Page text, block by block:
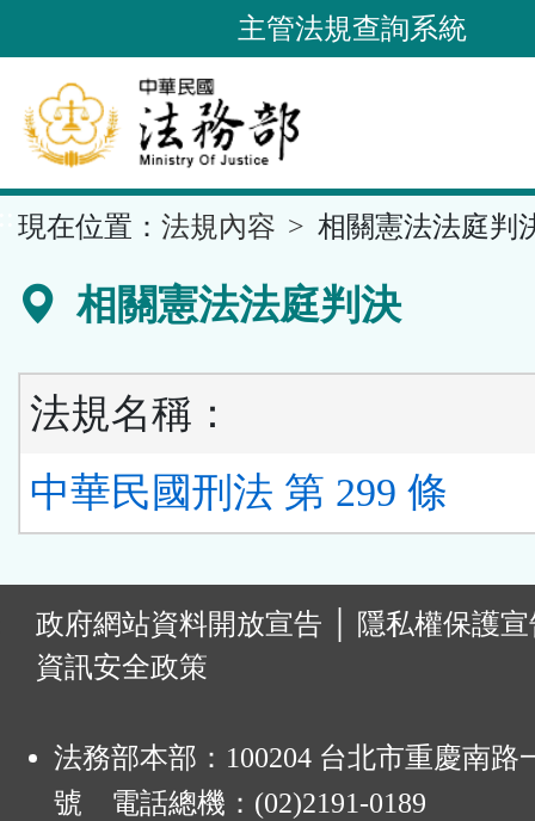
到
要
內
容
區
主管法規查詢系統
現在位置： 法規內容 相關憲法法庭判
相關憲法法庭判決
法規名稱：
中華民國刑法 第 299 條
政府網站資料開放宣告
隱私權保護
資訊安全政策
法務部本部：100204 台北市重慶南路
號 電話總機：(02)2191-0189